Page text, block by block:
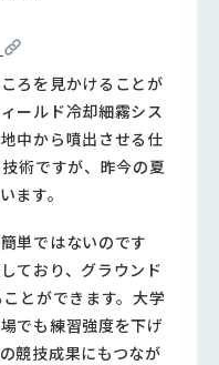
ろを見かけることが
ールド冷却細霧シス
中から噴出させる仕
術ですが、昨今の夏
ます。
単ではないのです
ており、グラウンド
とができます。大学
でも練習強度を下げ
競技成果にもつなが